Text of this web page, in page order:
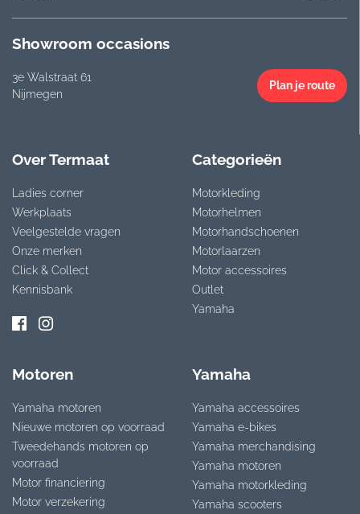
Showroom occasions
3e Walstraat 61
Nijmegen
Plan je route
Over Termaat
Ladies corner
Werkplaats
Veelgestelde vragen
Onze merken
Click & Collect
Kennisbank
Categorieën
Motorkleding
Motorhelmen
Motorhandschoenen
Motorlaarzen
Motor accessoires
Outlet
Yamaha
Motoren
Yamaha motoren
Nieuwe motoren op voorraad
Tweedehands motoren op
voorraad
Motor financiering
Motor verzekering
Yamaha
Yamaha accessoires
Yamaha e-bikes
Yamaha merchandising
Yamaha motoren
Yamaha motorkleding
Yamaha scooters